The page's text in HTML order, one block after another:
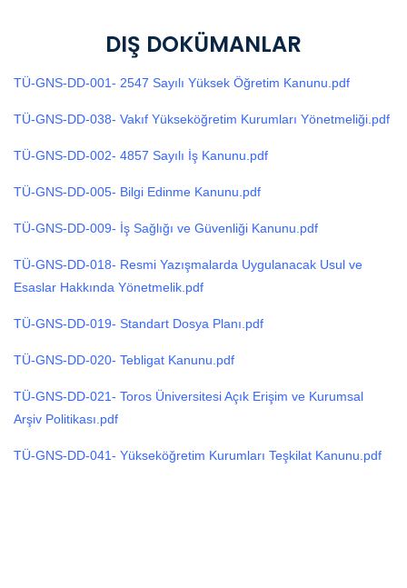
DIŞ DOKÜMANLAR
TÜ-GNS-DD-001- 2547 Sayılı Yüksek Öğretim Kanunu.pdf
TÜ-GNS-DD-038- Vakıf Yükseköğretim Kurumları Yönetmeliği.pdf
TÜ-GNS-DD-002- 4857 Sayılı İş Kanunu.pdf
TÜ-GNS-DD-005- Bilgi Edinme Kanunu.pdf
TÜ-GNS-DD-009- İş Sağlığı ve Güvenliği Kanunu.pdf
TÜ-GNS-DD-018- Resmi Yazışmalarda Uygulanacak Usul ve
Esaslar Hakkında Yönetmelik.pdf
TÜ-GNS-DD-019- Standart Dosya Planı.pdf
TÜ-GNS-DD-020- Tebligat Kanunu.pdf
TÜ-GNS-DD-021- Toros Üniversitesi Açık Erişim ve Kurumsal
Arşiv Politikası.pdf
TÜ-GNS-DD-041- Yükseköğretim Kurumları Teşkilat Kanunu.pdf